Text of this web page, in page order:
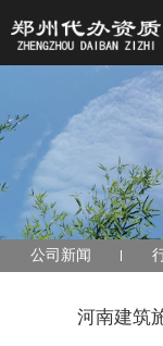
公司新闻
河南建筑